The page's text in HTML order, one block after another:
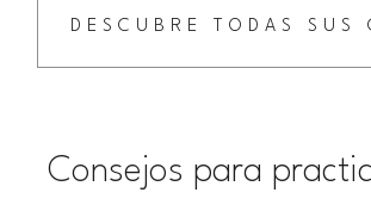
DESCUBRE TODAS SUS
Consejos para